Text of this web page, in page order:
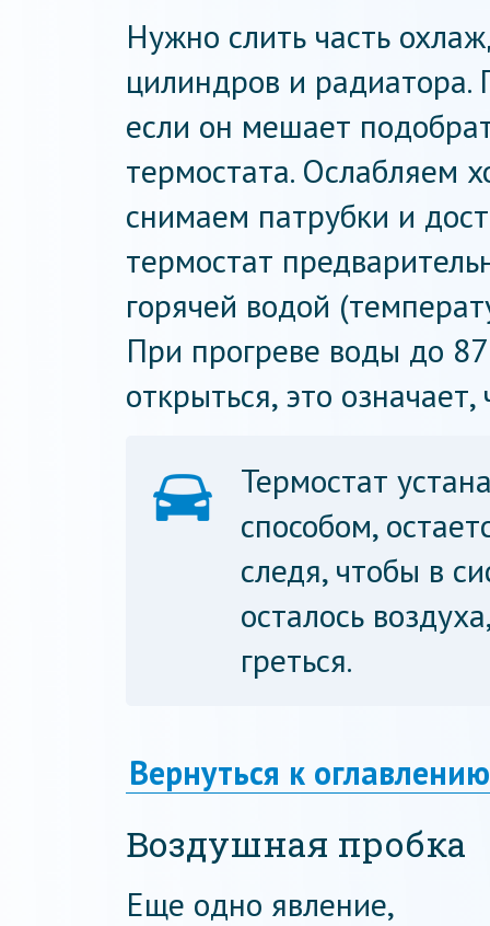
Нужно слить часть
цилиндров и радиатора.
если он мешает
термостата. Ослабляем
снимаем патрубки и
термостат
горячей водой
При прогреве воды до
открыться, это
Термостат
способом,
следя, чтобы в
осталось
греться.
Вернуться к оглавлению
Воздушная пробка
Еще одно явление,